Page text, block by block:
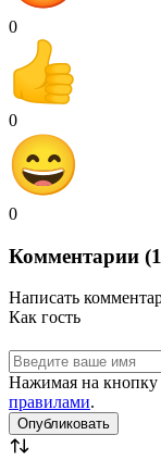
0
0
0
Комментарии
Написать
Как гость
Нажимая на кнопку
правилами.